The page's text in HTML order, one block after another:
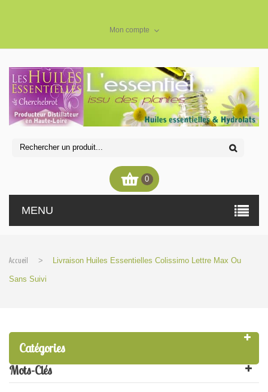
Mon compte
0
MENU
Accueil > Livraison Huiles Essentielles Colissimo Lettre Max Ou
Sans Suivi
Catégories
Mots-Clés